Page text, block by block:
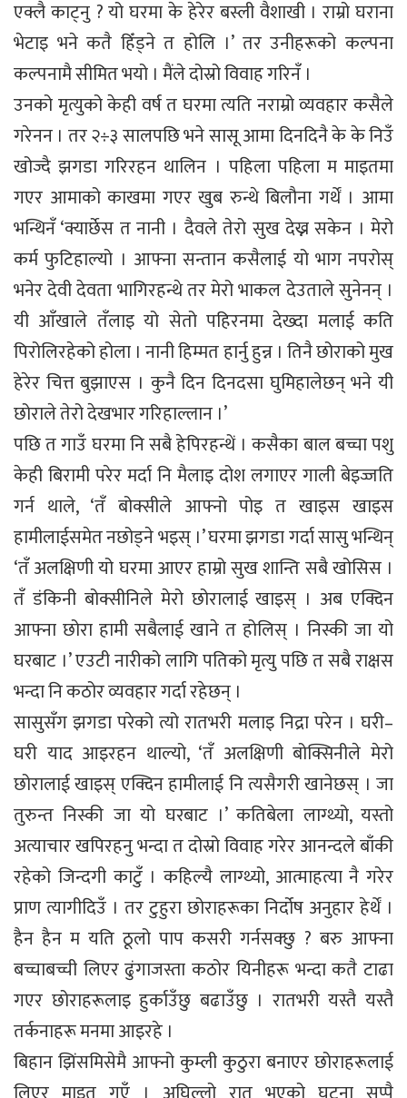
एक्लै काट्नु ? यो घरमा के हेरेर बस्ली वैशाखी । राम्रो घराना
भेटाइ भने कतै हिँड्ने त होलि ।’ तर उनीहरूको कल्पना
कल्पनामै सीमित भयो । मैंले दोस्रो विवाह गरिनँ ।
उनको मृत्युको केही वर्ष त घरमा त्यति नराम्रो व्यवहार कसैले
गरेनन । तर २÷३ सालपछि भने सासू आमा दिनदिनै के के निउँ
खोज्दै झगडा गरिरहन थालिन । पहिला पहिला म माइतमा
गएर आमाको काखमा गएर खुब रुन्थे बिलौना गर्थें । आमा
भन्थिनँ ‘क्यार्छेस त नानी । दैवले तेरो सुख देख्न सकेन । मेरो
कर्म फुटिहाल्यो । आफ्ना सन्तान कसैलाई यो भाग नपरोस्
भनेर देवी देवता भागिरहन्थे तर मेरो भाकल देउताले सुनेनन् ।
यी आँखाले तँलाइ यो सेतो पहिरनमा देख्दा मलाई कति
पिरोलिरहेको होला । नानी हिम्मत हार्नु हुन्न । तिनै छोराको मुख
हेरेर चित्त बुझाएस । कुनै दिन दिनदसा घुमिहालेछन् भने यी
छोराले तेरो देखभार गरिहाल्लान ।’
पछि त गाउँ घरमा नि सबै हेपिरहन्थें । कसैका बाल बच्चा पशु
केही बिरामी परेर मर्दा नि मैलाइ दोश लगाएर गाली बेइज्जति
गर्न थाले, ‘तँ बोक्सीले आफ्नो पोइ त खाइस खाइस
हामीलाईसमेत नछोड्ने भइस् ।’ घरमा झगडा गर्दा सासु भन्थिन्
‘तँ अलक्षिणी यो घरमा आएर हाम्रो सुख शान्ति सबै खोसिस ।
तँ डंकिनी बोक्सीनिले मेरो छोरालाई खाइस् । अब एक्दिन
आफ्ना छोरा हामी सबैलाई खाने त होलिस् । निस्की जा यो
घरबाट ।’ एउटी नारीको लागि पतिको मृत्यु पछि त सबै राक्षस
भन्दा नि कठोर व्यवहार गर्दा रहेछन् ।
सासुसँग झगडा परेको त्यो रातभरी मलाइ निद्रा परेन । घरी–
घरी याद आइरहन थाल्यो, ‘तँ अलक्षिणी बोक्सिनीले मेरो
छोरालाई खाइस् एक्दिन हामीलाई नि त्यसैगरी खानेछस् । जा
तुरुन्त निस्की जा यो घरबाट ।’ कतिबेला लाग्थ्यो, यस्तो
अत्याचार खपिरहनु भन्दा त दोस्रो विवाह गरेर आनन्दले बाँकी
रहेको जिन्दगी काटुँ । कहिल्यै लाग्थ्यो, आत्माहत्या नै गरेर
प्राण त्यागीदिउँ । तर टुहुरा छोराहरूका निर्दोष अनुहार हेर्थें ।
हैन हैन म यति ठूलो पाप कसरी गर्नसक्छु ? बरु आफ्ना
बच्चाबच्ची लिएर ढुंगाजस्ता कठोर यिनीहरू भन्दा कतै टाढा
गएर छोराहरूलाइ हुर्काउँछु बढाउँछु । रातभरी यस्तै यस्तै
तर्कनाहरू मनमा आइरहे ।
बिहान झिंसमिसेमै आफ्नो कुम्ली कुठुरा बनाएर छोराहरूलाई